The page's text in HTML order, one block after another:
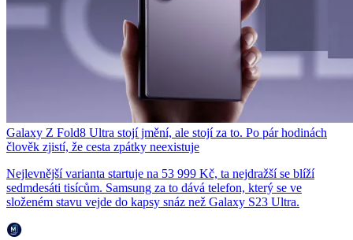
Galaxy Z Fold8 Ultra stojí jmění, ale stojí za to. Po pár hodinách
člověk zjistí, že cesta zpátky neexistuje
Nejlevnější varianta startuje na 53 999 Kč, ta nejdražší se blíží
sedmdesáti tisícům. Samsung za to dává telefon, který se ve
složeném stavu vejde do kapsy snáz než Galaxy S23 Ultra.